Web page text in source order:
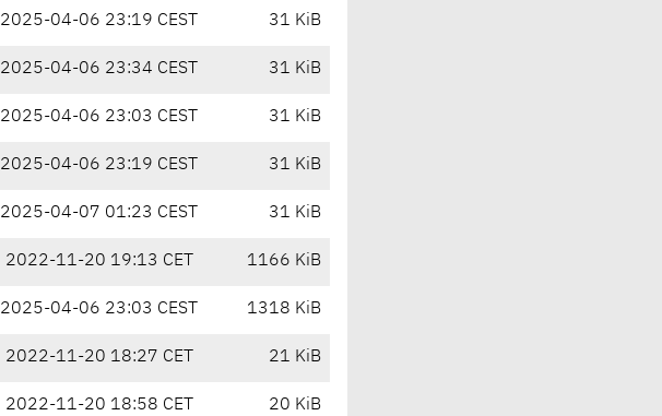
2025-04-06 23:19 CEST 31 KiB
2025-04-06 23:34 CEST 31 KiB
2025-04-06 23:03 CEST 31 KiB
2025-04-06 23:19 CEST 31 KiB
2025-04-07 01:23 CEST 31 KiB
2022-11-20 19:13 CET 1166 KiB
2025-04-06 23:03 CEST 1318 KiB
2022-11-20 18:27 CET 21 KiB
2022-11-20 18:58 CET 20 KiB